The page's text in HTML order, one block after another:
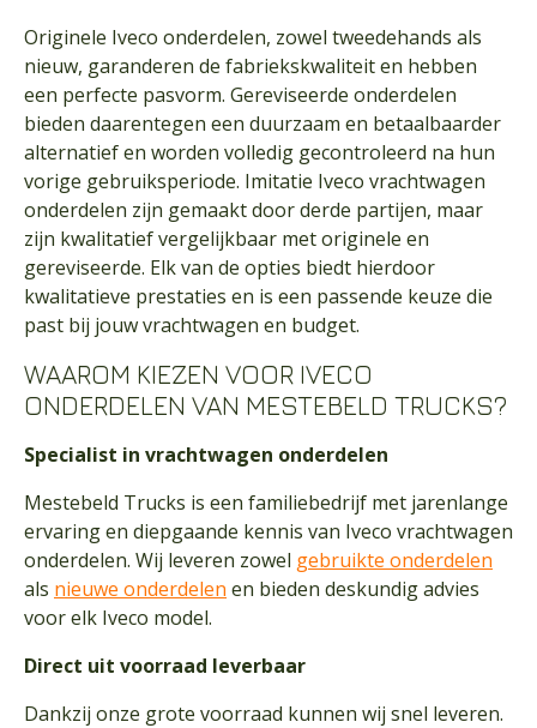
Originele Iveco onderdelen, zowel tweedehands als
nieuw, garanderen de fabriekskwaliteit en hebben
een perfecte pasvorm. Gereviseerde onderdelen
bieden daarentegen een duurzaam en betaalbaarder
alternatief en worden volledig gecontroleerd na hun
vorige gebruiksperiode. Imitatie Iveco vrachtwagen
onderdelen zijn gemaakt door derde partijen, maar
zijn kwalitatief vergelijkbaar met originele en
gereviseerde. Elk van de opties biedt hierdoor
kwalitatieve prestaties en is een passende keuze die
past bij jouw vrachtwagen en budget.
WAAROM KIEZEN VOOR IVECO
ONDERDELEN VAN MESTEBELD TRUCKS?
Specialist in vrachtwagen onderdelen
Mestebeld Trucks is een familiebedrijf met jarenlange
ervaring en diepgaande kennis van Iveco vrachtwagen
onderdelen. Wij leveren zowel gebruikte onderdelen
als nieuwe onderdelen en bieden deskundig advies
voor elk Iveco model.
Direct uit voorraad leverbaar
Dankzij onze grote voorraad kunnen wij snel leveren.